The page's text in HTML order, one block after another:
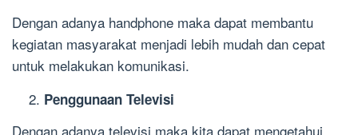
Dengan adanya handphone maka dapat membantu
kegiatan masyarakat menjadi lebih mudah dan cepat
untuk melakukan komunikasi.
Penggunaan Televisi
Dengan adanya televisi maka kita dapat mengetahui